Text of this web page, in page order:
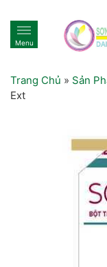
Menu
Trang Chủ » Sản
Ext